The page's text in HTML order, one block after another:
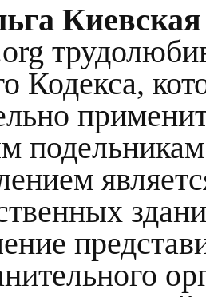
Киевская
Кодекса,
подельникам